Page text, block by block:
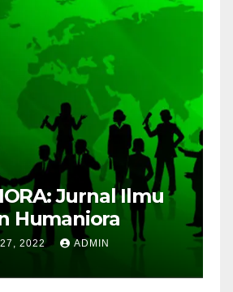
Jurnal Ilmu
Humaniora
2022 ADMIN